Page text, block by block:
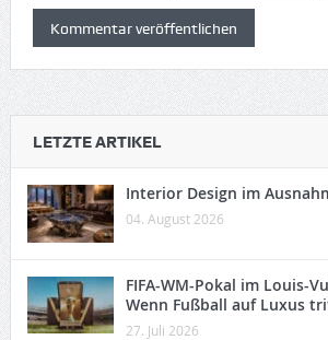
LETZTE ARTIKEL
Interior Design im
04. August 2026
FIFA-WM-Pokal im Louis-
Wenn Fußball auf Luxus
27. Juli 2026